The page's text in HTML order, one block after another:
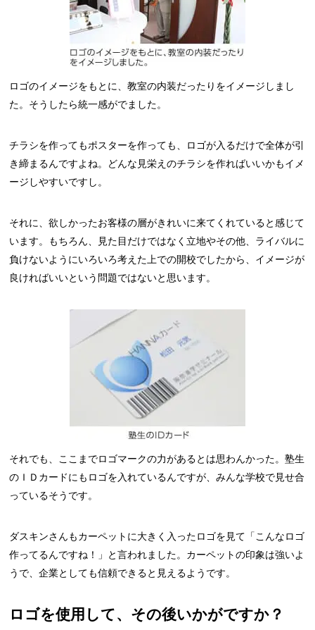
ロゴのイメージをもとに、教室の内装だったりをイメージしまし
た。そうしたら統一感がでました。
チラシを作ってもポスターを作っても、ロゴが入るだけで全体が引
き締まるんですよね。どんな見栄えのチラシを作ればいいかもイメ
ージしやすいですし。
それに、欲しかったお客様の層がきれいに来てくれていると感じて
います。もちろん、見た目だけではなく立地やその他、ライバルに
負けないようにいろいろ考えた上での開校でしたから、イメージが
良ければいいという問題ではないと思います。
それでも、ここまでロゴマークの力があるとは思わんかった。塾生
のＩＤカードにもロゴを入れているんですが、みんな学校で見せ合
っているそうです。
ダスキンさんもカーペットに大きく入ったロゴを見て「こんなロゴ
作ってるんですね！」と言われました。カーペットの印象は強いよ
うで、企業としても信頼できると見えるようです。
ロゴを使用して、その後いかがですか？